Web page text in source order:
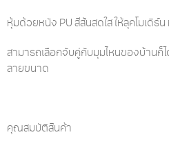
หุ้มด้วยหนัง PU สีสันสดใส ให้ลุคโมเดิร์
สามารถเลือกจับคู่กับมุมไหนของบ้านก็
ลายขนาด
คุณสมบัติสินค้า